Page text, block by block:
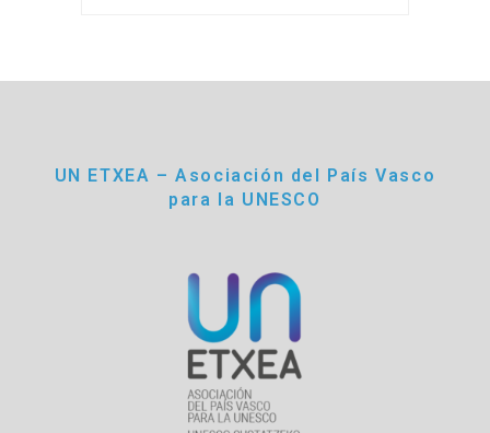
UN ETXEA – Asociación del País Vasco
para la UNESCO